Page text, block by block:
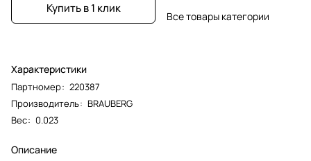
Купить в 1 клик
Характеристики
Партномер: 220387
Производитель: BRAUBERG
Вес: 0.023
Описание
Все товары категории